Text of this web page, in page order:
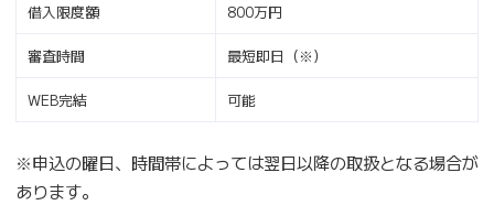
借入限度額 800万円
審査時間 最短即日（※）
WEB完結 可能
※申込の曜日、時間帯によっては翌日以降の取扱となる場合が
あります。